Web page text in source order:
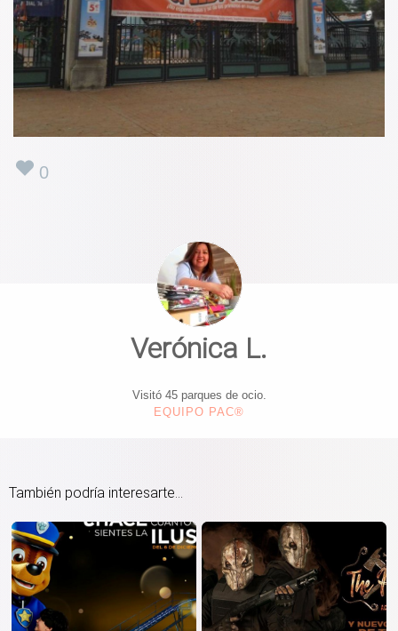
0
Verónica L.
Visitó 45 parques de ocio.
EQUIPO PAC®
También podría interesarte...